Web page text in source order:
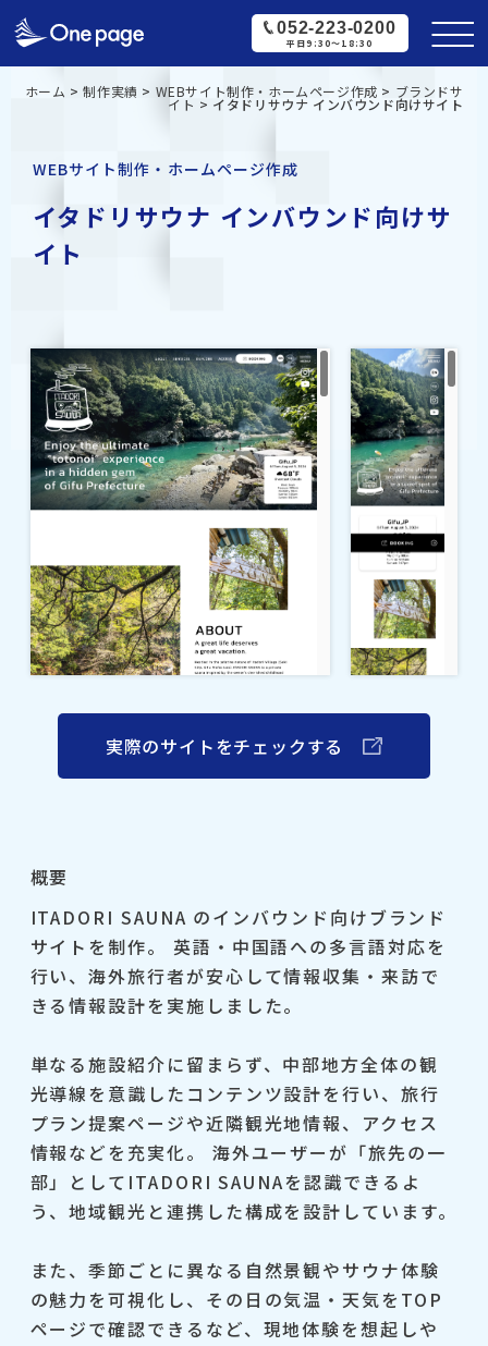
052-223-0200
平日9:30〜18:30
ホーム >制作実績 > WEBサイト制作・ホームページ作成 > ブランドサ
イト > イタドリサウナ インバウンド向けサイト
WEBサイト制作・ホームページ作成
イタドリサウナ インバウンド向けサ
イト
実際のサイトをチェックする
概要
ITADORI SAUNA のインバウンド向けブランド
サイトを制作。 英語・中国語への多言語対応を
行い、海外旅行者が安心して情報収集・来訪で
きる情報設計を実施しました。
単なる施設紹介に留まらず、中部地方全体の観
光導線を意識したコンテンツ設計を行い、旅行
プラン提案ページや近隣観光地情報、アクセス
情報などを充実化。 海外ユーザーが「旅先の一
部」としてITADORI SAUNAを認識できるよ
う、地域観光と連携した構成を設計しています。
また、季節ごとに異なる自然景観やサウナ体験
の魅力を可視化し、その日の気温・天気をTOP
ページで確認できるなど、現地体験を想起しや